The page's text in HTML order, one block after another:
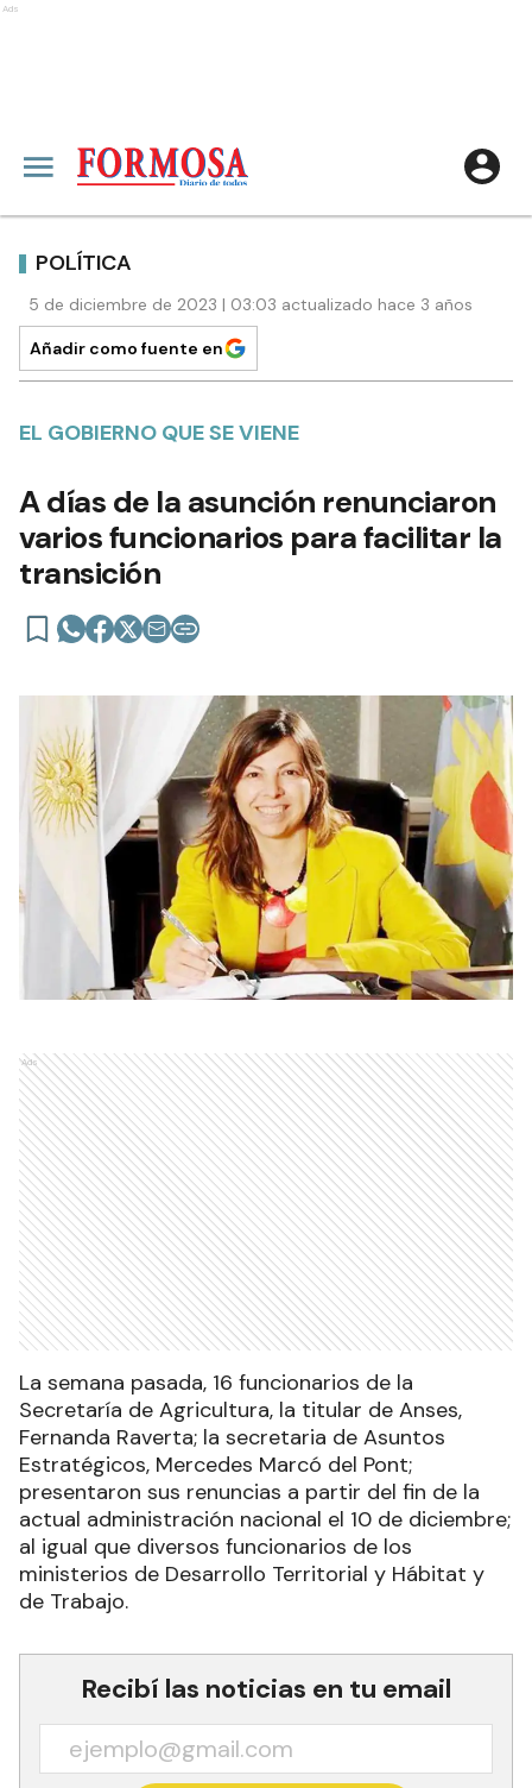
Ads
POLÍTICA
5 de diciembre de 2023 | 03:03 actualizado hace 3 años
Añadir como fuente en
EL GOBIERNO QUE SE VIENE
A días de la asunción renunciaron
varios funcionarios para facilitar la
transición
Ads
La semana pasada, 16 funcionarios de la
Secretaría de Agricultura, la titular de Anses,
Fernanda Raverta; la secretaria de Asuntos
Estratégicos, Mercedes Marcó del Pont;
presentaron sus renuncias a partir del fin de la
actual administración nacional el 10 de diciembre;
al igual que diversos funcionarios de los
ministerios de Desarrollo Territorial y Hábitat y
de Trabajo.
Recibí las noticias en tu email